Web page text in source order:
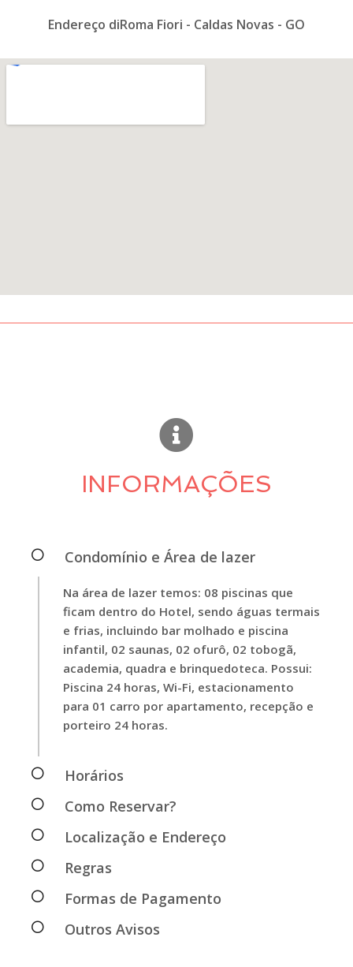
Endereço diRoma Fiori - Caldas Novas - GO
INFORMAÇÕES
Condomínio e Área de lazer
Na área de lazer temos: 08 piscinas que
ficam dentro do Hotel, sendo águas termais
e frias, incluindo bar molhado e piscina
infantil, 02 saunas, 02 ofurô, 02 tobogã,
academia, quadra e brinquedoteca. Possui:
Piscina 24 horas, Wi-Fi, estacionamento
para 01 carro por apartamento, recepção e
porteiro 24 horas.
Horários
Como Reservar?
Localização e Endereço
Regras
Formas de Pagamento
Outros Avisos